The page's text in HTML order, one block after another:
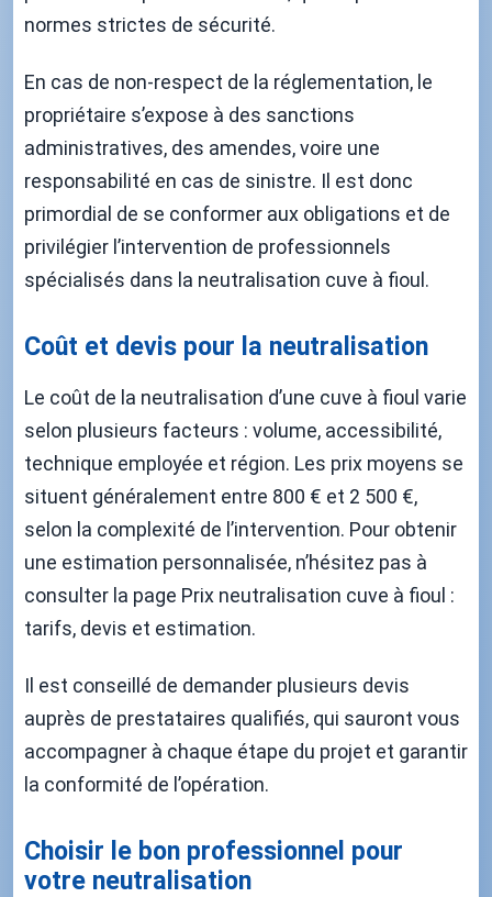
normes strictes de sécurité.
En cas de non-respect de la réglementation, le
propriétaire s’expose à des sanctions
administratives, des amendes, voire une
responsabilité en cas de sinistre. Il est donc
primordial de se conformer aux obligations et de
privilégier l’intervention de professionnels
spécialisés dans la neutralisation cuve à fioul.
Coût et devis pour la neutralisation
Le coût de la neutralisation d’une cuve à fioul varie
selon plusieurs facteurs : volume, accessibilité,
technique employée et région. Les prix moyens se
situent généralement entre 800 € et 2 500 €,
selon la complexité de l’intervention. Pour obtenir
une estimation personnalisée, n’hésitez pas à
consulter la page Prix neutralisation cuve à fioul :
tarifs, devis et estimation.
Il est conseillé de demander plusieurs devis
auprès de prestataires qualifiés, qui sauront vous
accompagner à chaque étape du projet et garantir
la conformité de l’opération.
Choisir le bon professionnel pour
votre neutralisation